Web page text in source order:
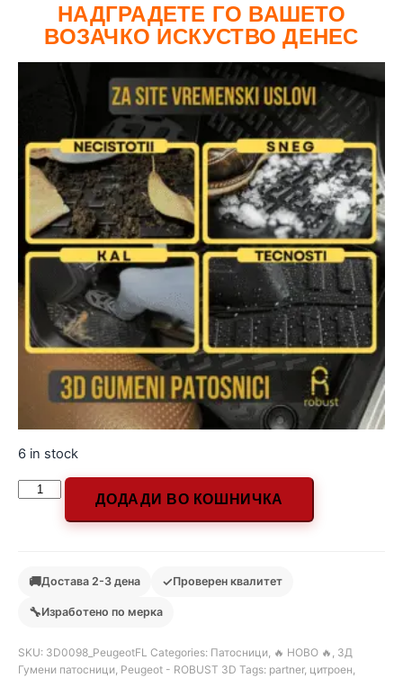
НАДГРАДЕТЕ ГО ВАШЕТО
ВОЗАЧКО ИСКУСТВО ДЕНЕС
6 in stock
ДОДАДИ ВО КОШНИЧКА
🚚Достава 2-3 дена ✓Проверен квалитет
🔧Изработено по мерка
SKU: 3D0098_PeugeotFL Categories: Патосници, 🔥 НОВО 🔥 , 3Д
Гумени патосници, Peugeot - ROBUST 3D Tags: partner, цитроен,